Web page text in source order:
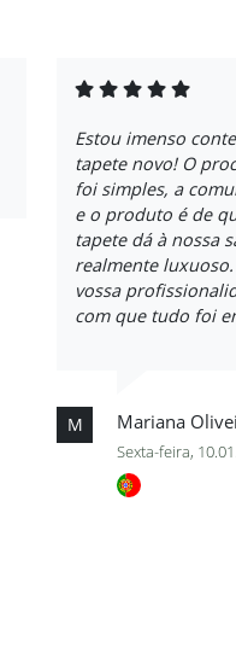
Estou imenso
tapete novo! O
foi simples, a
e o produto é de
tapete dá à nossa
realmente
vossa
com que tudo foi
M Mariana
Sexta-feira,